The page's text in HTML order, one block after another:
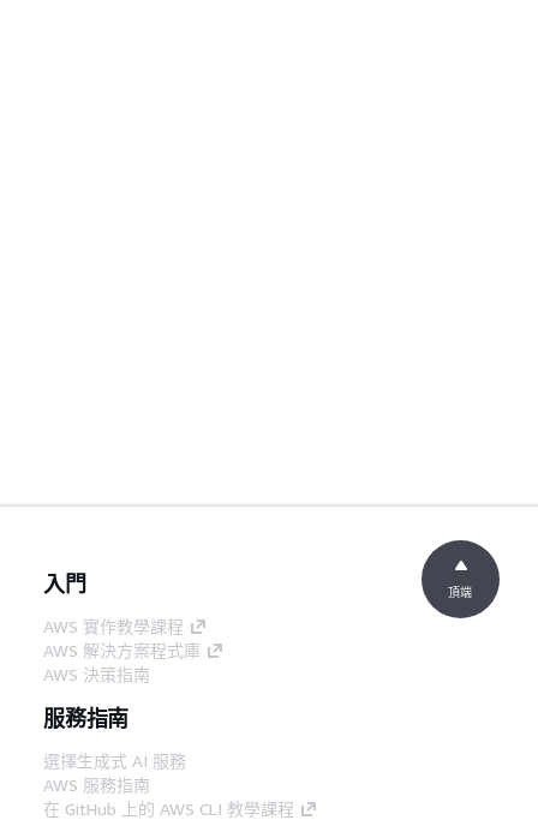
入門
AWS 實作教學課程
AWS 解決方案程式庫
AWS 決策指南
服務指南
選擇生成式 AI 服務
AWS 服務指南
在 GitHub 上的 AWS CLI 教學課程
頂端